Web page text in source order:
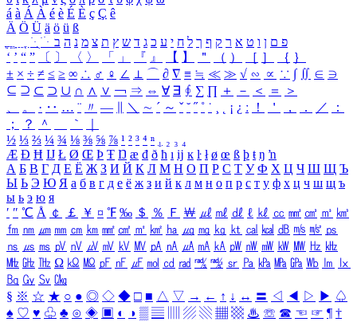
á à Á À é è É È ç Ç ê
Ä Ö Ü ä ö ü ß
ִֶֹ ֻּ ׁׂ פ ם ן ו ט א ר ק ף ך ל ח י ע כ ג ד ש ץ ת צ מ נ ה ב
‘ ’ “ ” 〔 〕 〈 〉 「 」 『 』 【 】 ＂ （ ） ［ ］ ｛ ｝
± × ÷ ≠ ≤ ≥ ∞ ∴ ♂ ♀ ∠ ⊥ ⌒ ∂ ∇ ≡ ≒ ≪ ≫ √ ∽ ∝ ∵ ∫ ∬ ∈ ∋
⊆ ⊇ ⊂ ⊃ ∪ ∩ ∧ ∨ ￢ ⇒ ⇔ ∀ ∃ ∮ ∑ ∏ ＋ － ＜ ＝
＞
、
。 · ‥ … ¨ 〃 ― ＼ ∼ ´ ～ ˇ ˘ ˝ ˚ ˙ ¸ ¡ ¿ ː ！ ＇ ， ． ／
：
；
？ ＾ ｀
½ ⅓ ⅔ ¼ ¾ ⅛ ⅜ ⅝ ⅞ ¹ ² ³ ⁴ ⁿ ₁ ₂ ₃ ₄
Æ Ð Ħ Ĳ Ł Ø Œ Þ Ŧ Ŋ æ đ ð ħ ı ĳ ĸ ŀ ł ø œ ß þ ŧ ŋ ŉ
А Б В Г Д Е Ё Ж З И Й К Л М Н О П Р С Т У Ф Х Ц Ч Ш Щ Ъ
Ы Ь Э Ю Я а б в г д е ё ж з и й к л м н о п р с т у ф х ц ч ш щ ъ
ы ь э ю я
′ ″ ℃ Å ￠ ￡ ￥ ¤ ℉ ‰ ＄ ％ Ｆ ￦ ㎕ ㎖ ㎗ ℓ ㎘ ㏄ ㎣ ㎤ ㎥ ㎦
㎙ ㎚ ㎛ ㎜ ㎝ ㎞ ㎟ ㎠ ㎡ ㎢ ㏊ ㎍ ㎎ ㎏ ㏏ ㎈ ㎉ ㏈ ㎧ ㎨ ㎰
㎱ ㎲ ㎳ ㎴ ㎵ ㎶ ㎷ ㎸ ㎹ ㎀ ㎁ ㎂ ㎃ ㎄ ㎺ ㎻ ㎽ ㎾ ㎿ ㎐ ㎑
㎒ ㎓ ㎔ Ω ㏀ ㏁ ㎊ ㎋ ㎌ ㏖ ㏅ ㎭ ㎮ ㎯ ㏛ ㎩ ㎪ ㎫ ㎬ ㏝ ㏐
㏓
㏃ ㏉ ㏜ ㏆
§ ※ ☆ ★ ○ ● ◎ ◇ ◆ □ ■ △ ▽ → ← ↑ ↓ ↔ 〓 ◁ ◀ ▷ ▶ ♤
♠ ♡ ♥ ♧ ♣ ⊙ ◈ ▣ ◐ ◑ ▒ ▤ ▨ ▧ ▦ ▩ ♨ ☏ ☎ ☜ ☞ ¶ †